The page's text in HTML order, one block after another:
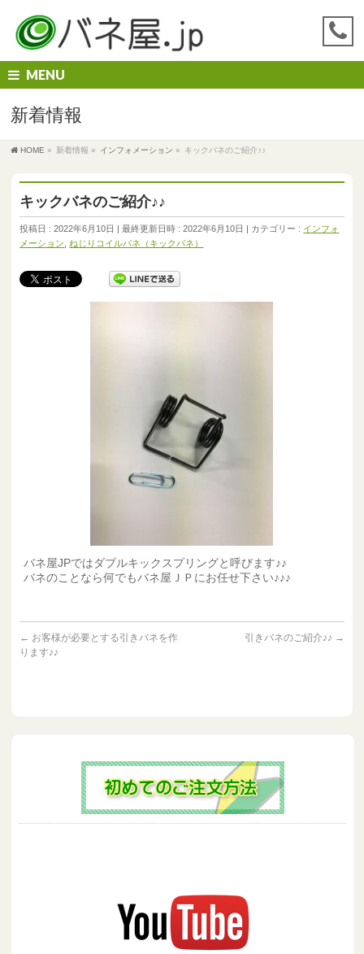
MENU
新着情報
HOME » 新着情報 » インフォメーション » キックバネのご紹介♪♪
キックバネのご紹介♪♪
投稿日 : 2022年6月10日 最終更新日時 : 2022年6月10日 カテゴリー : インフォ
メーション ,ねじりコイルバネ（キックバネ）
バネ屋JPではダブルキックスプリングと呼びます♪♪
バネのことなら何でもバネ屋ＪＰにお任せ下さい♪♪♪
← お客様が必要とする引きバネを作
ります♪♪
引きバネのご紹介♪♪ →